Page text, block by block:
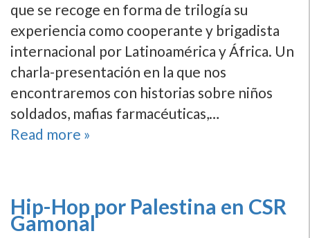
que se recoge en forma de trilogía su
experiencia como cooperante y brigadista
internacional por Latinoamérica y África. Un
charla-presentación en la que nos
encontraremos con historias sobre niños
soldados, mafias farmacéuticas,…
Read more »
Hip-Hop por Palestina en CSR
Gamonal